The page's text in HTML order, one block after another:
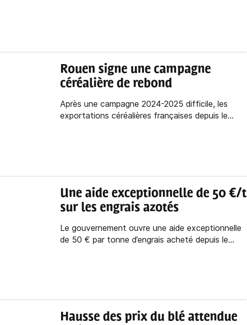
Rouen signe une campagne
céréalière de rebond
Après une campagne 2024-2025 difficile, les
exportations céréalières françaises depuis le...
Une aide exceptionnelle de 50 €/t
sur les engrais azotés
Le gouvernement ouvre une aide exceptionnelle
de 50 € par tonne d’engrais acheté depuis le...
Hausse des prix du blé attendue